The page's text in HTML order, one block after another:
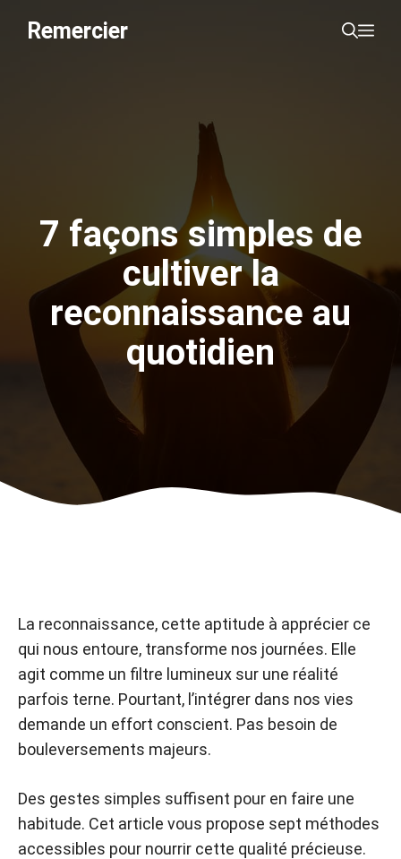
Remercier
7 façons simples de
cultiver la
reconnaissance au
quotidien
La reconnaissance, cette aptitude à apprécier ce
qui nous entoure, transforme nos journées. Elle
agit comme un filtre lumineux sur une réalité
parfois terne. Pourtant, l’intégrer dans nos vies
demande un effort conscient. Pas besoin de
bouleversements majeurs.
Des gestes simples suffisent pour en faire une
habitude. Cet article vous propose sept méthodes
accessibles pour nourrir cette qualité précieuse.